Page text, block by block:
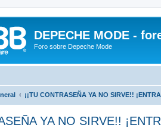
DEPECHE MODE -
Foro sobre Depeche Mode
¡¡TU CONTRASEÑA YA NO SIRVE!!
YA NO SIRVE!!